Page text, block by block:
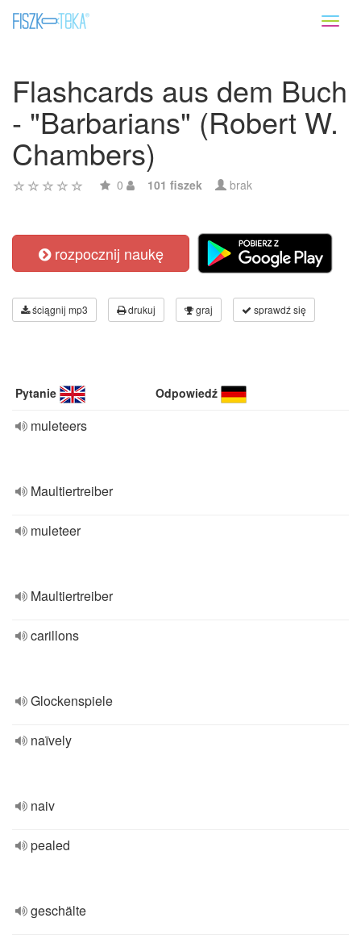
Flashcards aus dem Buch
- "Barbarians" (Robert W.
Chambers)
0 101 fiszek brak
rozpocznij naukę
ściągnij mp3 drukuj graj sprawdź się
Pytanie Odpowiedź
muleteers
Maultiertreiber
muleteer
Maultiertreiber
carillons
Glockenspiele
naïvely
naiv
pealed
geschälte